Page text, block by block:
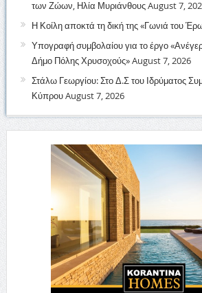
των Ζώων, Ηλία ΜυριάνθουςAugust 7,
Η Κοίλη αποκτά τη δική της «Γωνιά του
Υπογραφή συμβολαίου για το έργο
Δήμο Πόλης Χρυσοχούς»August 7, 2026
Στάλω Γεωργίου: Στο Δ.Σ του Ιδρύματος
ΚύπρουAugust 7, 2026